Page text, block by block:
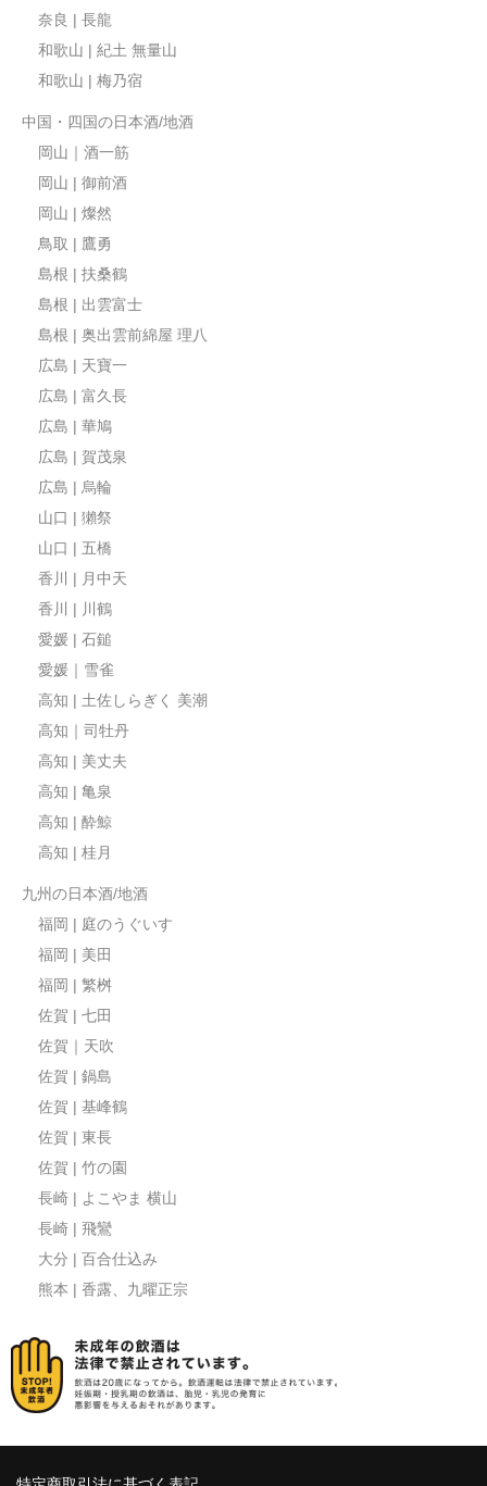
奈良 | 長龍
和歌山 | 紀土 無量山
和歌山 | 梅乃宿
中国・四国の日本酒/地酒
岡山｜酒一筋
岡山 | 御前酒
岡山 | 燦然
鳥取 | 鷹勇
島根 | 扶桑鶴
島根 | 出雲富士
島根 | 奥出雲前綿屋 理八
広島 | 天寶一
広島 | 富久長
広島 | 華鳩
広島 | 賀茂泉
広島 | 烏輪
山口 | 獺祭
山口 | 五橋
香川 | 月中天
香川 | 川鶴
愛媛 | 石鎚
愛媛｜雪雀
高知 | 土佐しらぎく 美潮
高知｜司牡丹
高知 | 美丈夫
高知 | 亀泉
高知 | 酔鯨
高知 | 桂月
九州の日本酒/地酒
福岡 | 庭のうぐいす
福岡 | 美田
福岡 | 繁桝
佐賀 | 七田
佐賀｜天吹
佐賀 | 鍋島
佐賀 | 基峰鶴
佐賀 | 東長
佐賀 | 竹の園
長崎 | よこやま 横山
長崎 | 飛鸞
大分 | 百合仕込み
熊本 | 香露、九曜正宗